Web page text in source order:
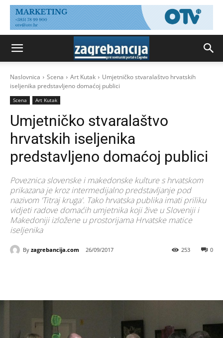
Naslovnica Scena Art Kutak
Umjetničko stvaralaštvo hrvatskih
iseljenika predstavljeno domaćoj publici
Scena Art Kutak
Umjetničko stvaralaštvo
hrvatskih iseljenika
predstavljeno domaćoj publici
Poveznica slovenske i makedonske kulture s hrvatskom
prikazana je kroz intermedijalno predstavljanje pod
nazivom 'Titraj kruga'. Tako hrvatska publika imati priliku
vidjeti radove domaćih umjetnika koji žive u Sloveniji i
Makedoniji izložene u prostorijama Hrvatske matice
iseljenika
By zagrebancija.com 26/09/2017 0
253